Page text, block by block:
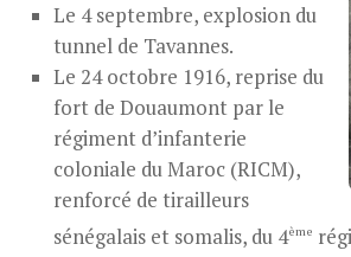
Le 4 septembre, explosion du
tunnel de Tavannes.
Le 24 octobre 1916, reprise du
fort de Douaumont par le
régiment d’infanterie
coloniale du Maroc (RICM),
renforcé de tirailleurs
sénégalais et somalis, du 4ème